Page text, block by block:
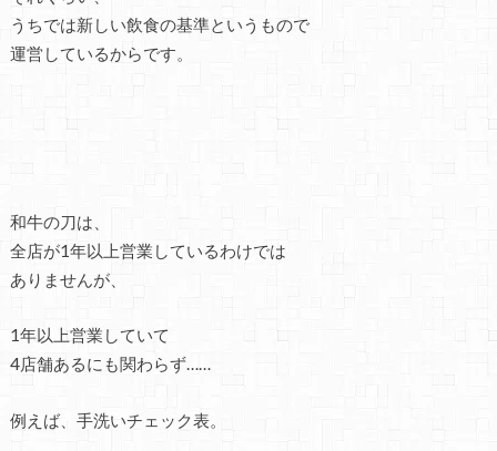
うちでは新しい飲食の基準というもので
運営しているからです。
和牛の刀は、
全店が1年以上営業しているわけでは
ありませんが、
1年以上営業していて
4店舗あるにも関わらず……
例えば、手洗いチェック表。